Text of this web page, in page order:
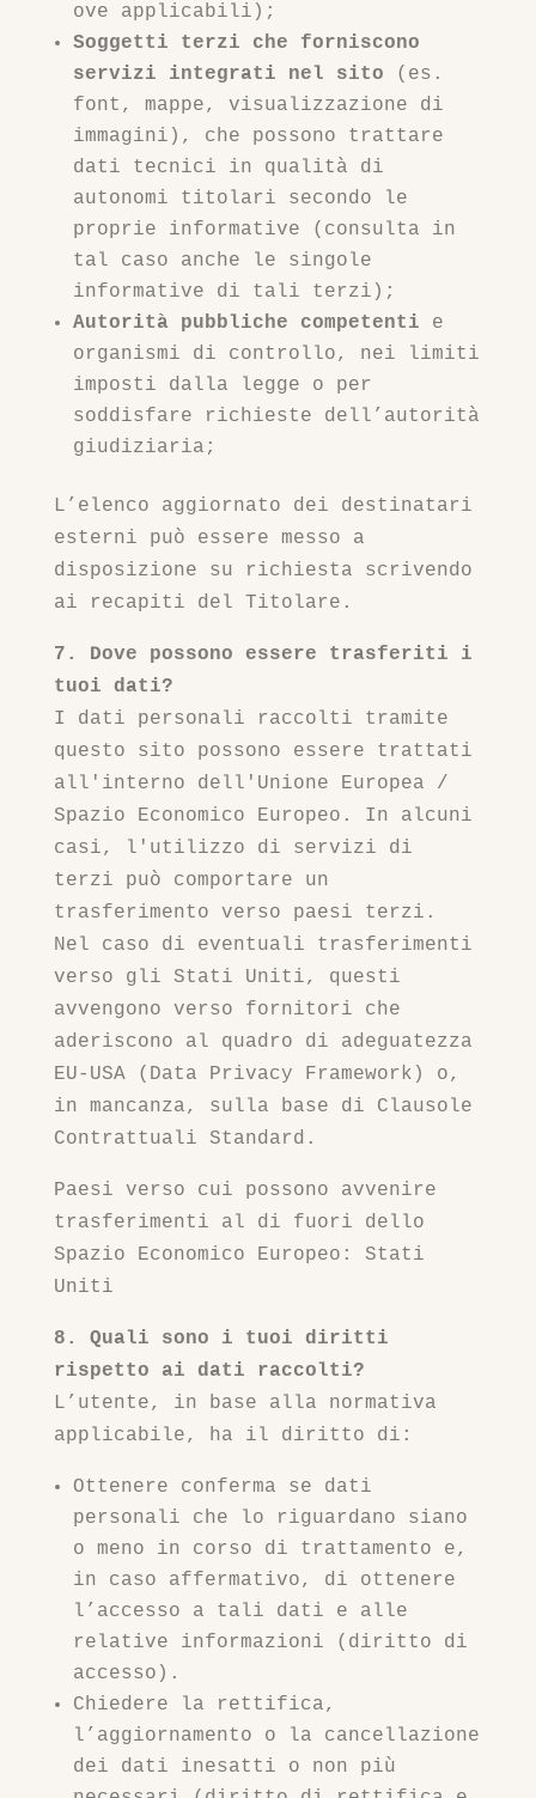
ove applicabili);
Soggetti terzi che forniscono
servizi integrati nel sito (es.
font, mappe, visualizzazione di
immagini), che possono trattare
dati tecnici in qualità di
autonomi titolari secondo le
proprie informative (consulta in
tal caso anche le singole
informative di tali terzi);
Autorità pubbliche competenti e
organismi di controllo, nei limiti
imposti dalla legge o per
soddisfare richieste dell’autorità
giudiziaria;
L’elenco aggiornato dei destinatari
esterni può essere messo a
disposizione su richiesta scrivendo
ai recapiti del Titolare.
7. Dove possono essere trasferiti i
tuoi dati?
I dati personali raccolti tramite
questo sito possono essere trattati
all'interno dell'Unione Europea /
Spazio Economico Europeo. In alcuni
casi, l'utilizzo di servizi di
terzi può comportare un
trasferimento verso paesi terzi.
Nel caso di eventuali trasferimenti
verso gli Stati Uniti, questi
avvengono verso fornitori che
aderiscono al quadro di adeguatezza
EU-USA (Data Privacy Framework) o,
in mancanza, sulla base di Clausole
Contrattuali Standard.
Paesi verso cui possono avvenire
trasferimenti al di fuori dello
Spazio Economico Europeo: Stati
Uniti
8. Quali sono i tuoi diritti
rispetto ai dati raccolti?
L’utente, in base alla normativa
applicabile, ha il diritto di:
Ottenere conferma se dati
personali che lo riguardano siano
o meno in corso di trattamento e,
in caso affermativo, di ottenere
l’accesso a tali dati e alle
relative informazioni (diritto di
accesso).
Chiedere la rettifica,
l’aggiornamento o la cancellazione
dei dati inesatti o non più